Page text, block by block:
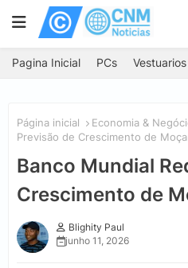
Pagina Inicial PCs Vestuarios
Página inicial Economia &
Previsão de Crescimento de
Banco Mundial
Crescimento de
Blighity Paul
junho 11, 2026